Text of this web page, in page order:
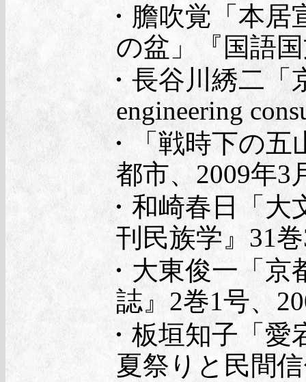
・膽吹覚「本
の盆」『国語
・長谷川綉二
engineering
・「戦時下の五
都市、2009年3
・和崎春日「大
刊民族学』31
・大東俊一「京
誌』2巻1号、
・板垣知子「愛
夏祭りと民間